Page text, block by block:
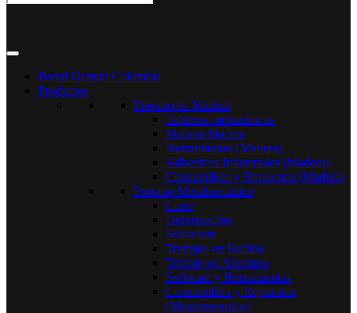
Portal Gemini Colombia
Productos
Proceso en Madera
Tableros melamínicos
Madera Maciza
Herramientas (Madera)
Adhesivos Industriales (Madera)
Consumibles y Repuestos (Madera)
Proceso Metalmecánico
Corte
Deformación
Soldadura
Trabajos en Bobina
Trabajo en Aluminio
Software y Herramientas
Consumibles y Repuestos
(Metalmecanico)